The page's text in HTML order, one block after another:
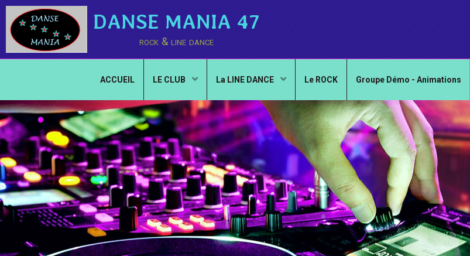
DANSE MANIA 47
rock & line dance
ACCUEIL LE CLUB La LINE DANCE Le ROCK Groupe Démo - Animations